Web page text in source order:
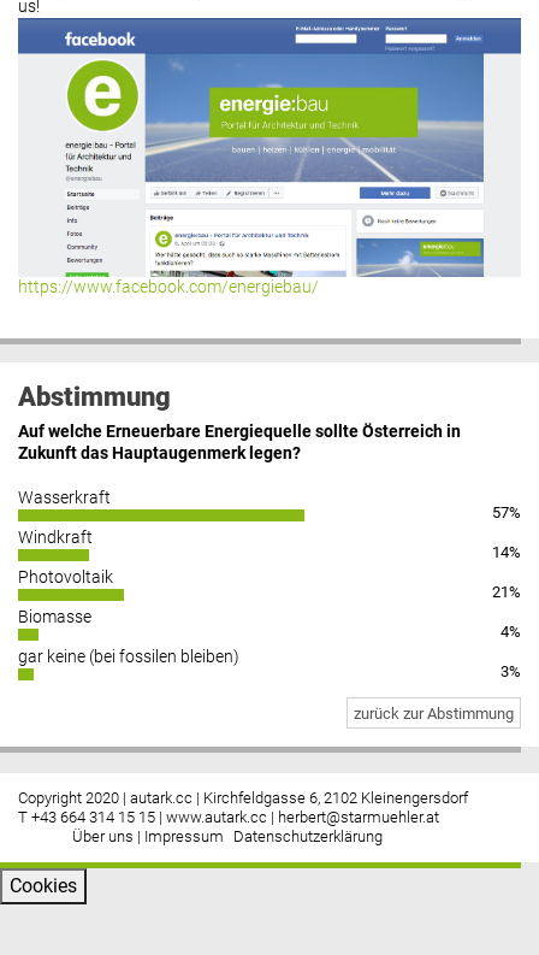
us!
https://www.facebook.com/energiebau/
Abstimmung
Auf welche Erneuerbare Energiequelle sollte Österreich in
Zukunft das Hauptaugenmerk legen?
Wasserkraft
57%
Windkraft
14%
Photovoltaik
21%
Biomasse
4%
gar keine (bei fossilen bleiben)
3%
zurück zur Abstimmung
Copyright 2020 | autark.cc | Kirchfeldgasse 6, 2102 Kleinengersdorf
T +43 664 314 15 15 | www.autark.cc | herbert@starmuehler.at
Über uns | Impressum Datenschutzerklärung
Cookies